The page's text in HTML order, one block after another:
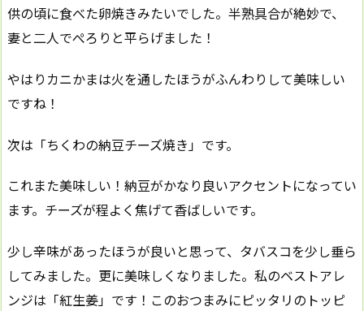
供の頃に食べた卵焼きみたいでした。半熟具合が絶妙で、
妻と二人でぺろりと平らげました！
やはりカニかまは火を通したほうがふんわりして美味しい
ですね！
次は「ちくわの納豆チーズ焼き」です。
これまた美味しい！納豆がかなり良いアクセントになってい
ます。チーズが程よく焦げて香ばしいです。
少し辛味があったほうが良いと思って、タバスコを少し垂ら
してみました。更に美味しくなりました。私のベストアレ
ンジは「紅生姜」です！このおつまみにピッタリのトッピ